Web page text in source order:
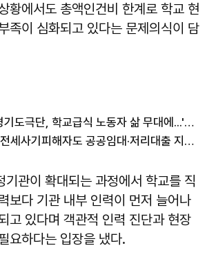
황에서도 총액인건비 한계로 학교 현
족이 심화되고 있다는 문제의식이 담
경기아트센터 경기도극단, 학교급식 노동자 삶 무대에...'버닝:타오르는 삶' 9월 초연
경기도, 외국인 전세사기피해자도 공공임대·저리대출 지원 정부에 건의
기관이 확대되는 과정에서 학교를 직
보다 기관 내부 인력이 먼저 늘어나
고 있다며 객관적 인력 진단과 현장
요하다는 입장을 냈다.